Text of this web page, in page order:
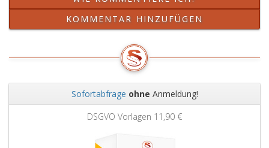
KOMMENTAR HINZUFÜGEN
Sofortabfrage ohne Anmeldung!
DSGVO Vorlagen 11,90 €